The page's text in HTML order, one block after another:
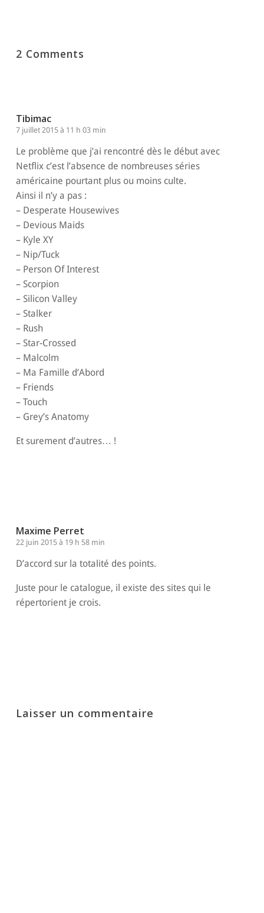
2 Comments
Tibimac
7 juillet 2015 à 11 h 03 min
Le problème que j’ai rencontré dès le début avec
Netflix c’est l’absence de nombreuses séries
américaine pourtant plus ou moins culte.
Ainsi il n’y a pas :
– Desperate Housewives
– Devious Maids
– Kyle XY
– Nip/Tuck
– Person Of Interest
– Scorpion
– Silicon Valley
– Stalker
– Rush
– Star-Crossed
– Malcolm
– Ma Famille d’Abord
– Friends
– Touch
– Grey’s Anatomy
Et surement d’autres… !
Maxime Perret
22 juin 2015 à 19 h 58 min
D’accord sur la totalité des points.
Juste pour le catalogue, il existe des sites qui le
répertorient je crois.
Laisser un commentaire